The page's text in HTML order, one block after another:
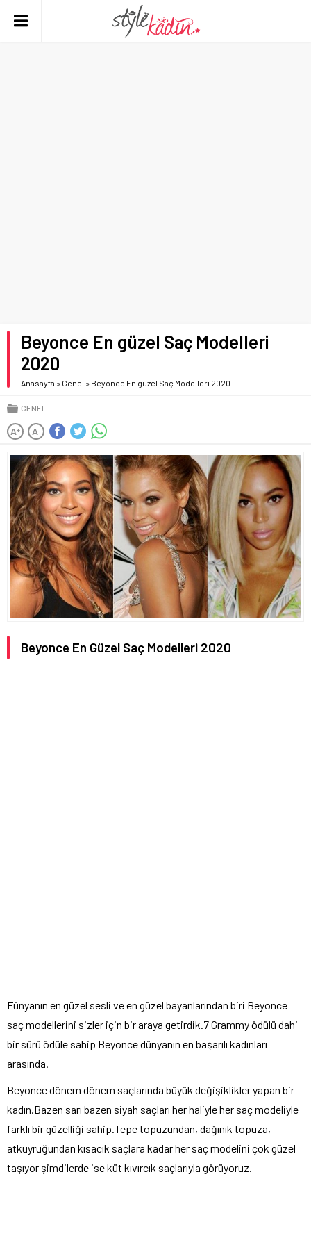
Beyonce En güzel Saç Modelleri
2020
Anasayfa » Genel » Beyonce En güzel Saç Modelleri 2020
GENEL
A+ A-
Beyonce En Güzel Saç Modelleri 2020
Fünyanın en güzel sesli ve en güzel bayanlarından biri Beyonce
saç modellerini sizler için bir araya getirdik.7 Grammy ödülü dahi
bir sürü ödüle sahip Beyonce dünyanın en başarılı kadınları
arasında.
Beyonce dönem dönem saçlarında büyük değişiklikler yapan bir
kadın.Bazen sarı bazen siyah saçları her haliyle her saç modeliyle
farklı bir güzelliği sahip.Tepe topuzundan, dağınık topuza,
atkuyruğundan kısacık saçlara kadar her saç modelini çok güzel
taşıyor şimdilerde ise küt kıvırcık saçlarıyla görüyoruz.